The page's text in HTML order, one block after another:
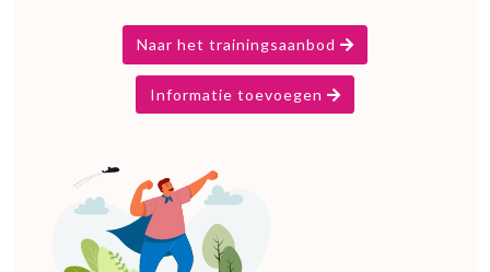
Naar het trainingsaanbod
Informatie toevoegen